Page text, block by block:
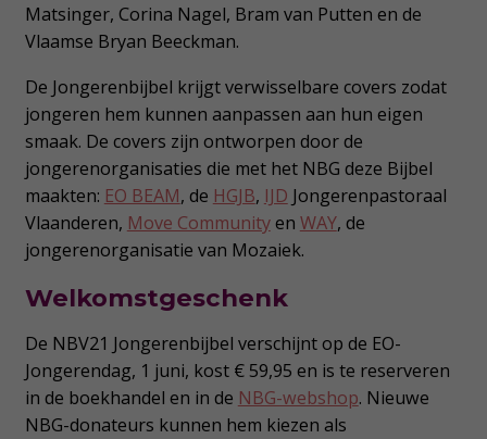
Matsinger, Corina Nagel, Bram van Putten en de
Vlaamse Bryan Beeckman.
De Jongerenbijbel krijgt verwisselbare covers zodat
jongeren hem kunnen aanpassen aan hun eigen
smaak. De covers zijn ontworpen door de
jongerenorganisaties die met het NBG deze Bijbel
maakten: EO BEAM, de HGJB, IJD Jongerenpastoraal
Vlaanderen, Move Communityen WAY, de
jongerenorganisatie van Mozaiek.
Welkomstgeschenk
De NBV21 Jongerenbijbel verschijnt op de EO-
Jongerendag, 1 juni, kost € 59,95 en is te reserveren
in de boekhandel en in de NBG-webshop. Nieuwe
NBG-donateurs kunnen hem kiezen als